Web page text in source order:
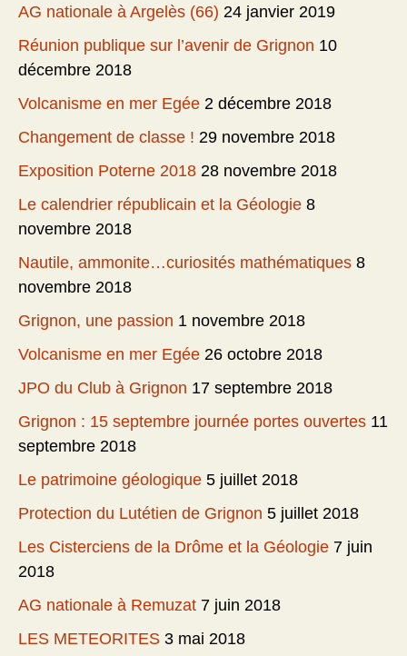
AG nationale à Argelès (66) 24 janvier 2019
Réunion publique sur l’avenir de Grignon 10
décembre 2018
Volcanisme en mer Egée 2 décembre 2018
Changement de classe ! 29 novembre 2018
Exposition Poterne 2018 28 novembre 2018
Le calendrier républicain et la Géologie 8
novembre 2018
Nautile, ammonite…curiosités mathématiques 8
novembre 2018
Grignon, une passion 1 novembre 2018
Volcanisme en mer Egée 26 octobre 2018
JPO du Club à Grignon 17 septembre 2018
Grignon : 15 septembre journée portes ouvertes 11
septembre 2018
Le patrimoine géologique 5 juillet 2018
Protection du Lutétien de Grignon 5 juillet 2018
Les Cisterciens de la Drôme et la Géologie 7 juin
2018
AG nationale à Remuzat 7 juin 2018
LES METEORITES 3 mai 2018